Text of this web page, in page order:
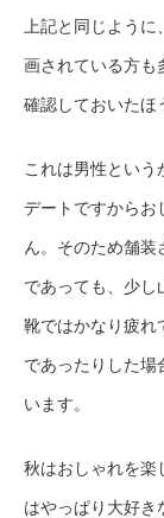
上記と同じよう
画されている方も
確認しておいたほ
これは男性とい
デートですからお
ん。そのため舗
であっても、少し
靴ではかなり疲れ
であったりした場
います。
秋はおしゃれを楽
はやっぱり大好き